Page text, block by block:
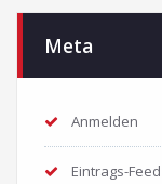
Meta
Anmelden
Eintrags-Feed